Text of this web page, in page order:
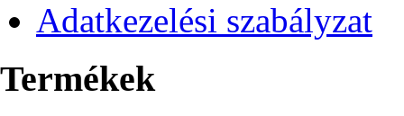
Adatkezelési szabályzat
Termékek